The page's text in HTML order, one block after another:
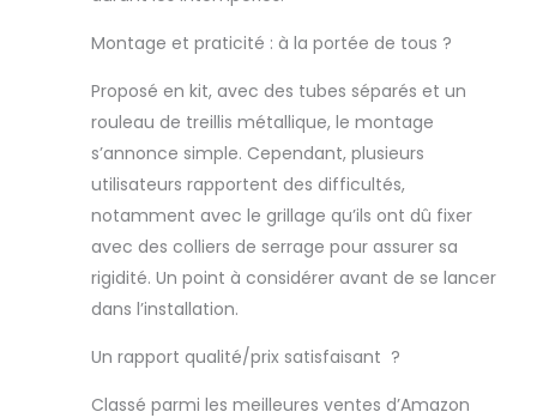
protéger vos
des prédateurs
et autres
dangers à
l'extérieur.
【Conception en
maille :】 la
conception en
maille du chenil
conditions de vie
ventilées.
Montage et praticité : à la portée de tous ?
Proposé en kit, avec des tubes séparés et un
rouleau de treillis métallique, le montage
s’annonce simple. Cependant, plusieurs
utilisateurs rapportent des difficultés,
notamment avec le grillage qu’ils ont dû fixer
avec des colliers de serrage pour assurer sa
rigidité. Un point à considérer avant de se lancer
dans l’installation.
Un rapport qualité/prix satisfaisant ?
Classé parmi les meilleures ventes d’Amazon